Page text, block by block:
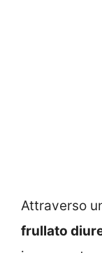
Attraverso
frullato